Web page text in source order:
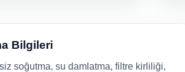
Bilgileri
soğutma, su damlatma, filtre kirliliği,